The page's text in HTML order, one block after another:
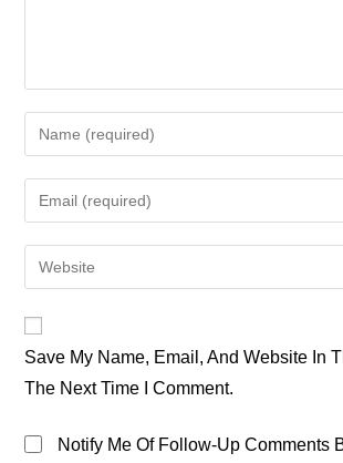
Your
Name
Or
To
Comment
Your
Email
Address
Your
URL
(optional)
Save My Name, Email, And Website In
The Next Time I Comment.
Notify Me Of Follow-Up Comments